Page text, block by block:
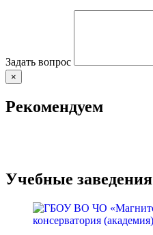
Задать вопрос
×
Рекомендуем
Учебные заведения